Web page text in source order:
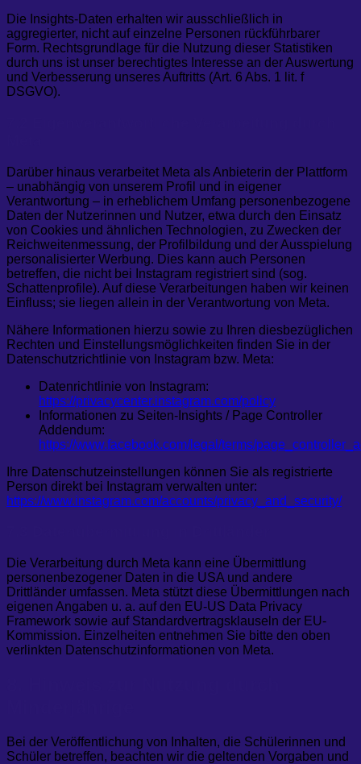
Die Insights-Daten erhalten wir ausschließlich in
aggregierter, nicht auf einzelne Personen rückführbarer
Form. Rechtsgrundlage für die Nutzung dieser Statistiken
durch uns ist unser berechtigtes Interesse an der Auswertung
und Verbesserung unseres Auftritts (Art. 6 Abs. 1 lit. f
DSGVO).
Darüber hinaus verarbeitet Meta als Anbieterin der Plattform
– unabhängig von unserem Profil und in eigener
Verantwortung – in erheblichem Umfang personenbezogene
Daten der Nutzerinnen und Nutzer, etwa durch den Einsatz
von Cookies und ähnlichen Technologien, zu Zwecken der
Reichweitenmessung, der Profilbildung und der Ausspielung
personalisierter Werbung. Dies kann auch Personen
betreffen, die nicht bei Instagram registriert sind (sog.
Schattenprofile). Auf diese Verarbeitungen haben wir keinen
Einfluss; sie liegen allein in der Verantwortung von Meta.
Nähere Informationen hierzu sowie zu Ihren diesbezüglichen
Rechten und Einstellungsmöglichkeiten finden Sie in der
Datenschutzrichtlinie von Instagram bzw. Meta:
Datenrichtlinie von Instagram:
https://privacycenter.instagram.com/policy
Informationen zu Seiten-Insights / Page Controller
Addendum:
https://www.facebook.com/legal/terms/
Ihre Datenschutzeinstellungen können Sie als registrierte
Person direkt bei Instagram verwalten unter:
https://www.instagram.com/accounts/privacy_and_security/
Die Verarbeitung durch Meta kann eine Übermittlung
personenbezogener Daten in die USA und andere
Drittländer umfassen. Meta stützt diese Übermittlungen nach
eigenen Angaben u. a. auf den EU-US Data Privacy
Framework sowie auf Standardvertragsklauseln der EU-
Kommission. Einzelheiten entnehmen Sie bitte den oben
verlinkten Datenschutzinformationen von Meta.
Bei der Veröffentlichung von Inhalten, die Schülerinnen und
Schüler betreffen, beachten wir die geltenden Vorgaben und